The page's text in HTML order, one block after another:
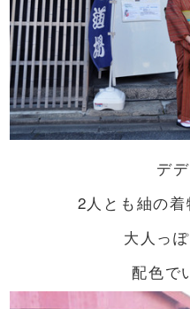
デ
2人とも紬の
大人っ
配色で